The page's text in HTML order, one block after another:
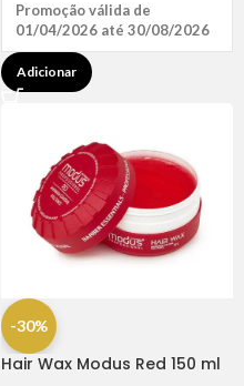
Promoção válida de
01/04/2026 até 30/08/2026
Adicionar
-30%
Hair Wax Modus Red 150 ml